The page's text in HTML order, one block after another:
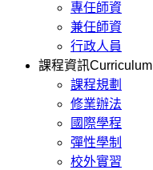
專任師資
兼任師資
行政人員
課程資訊Curriculum
課程規劃
修業辦法
國際學程
彈性學制
校外實習